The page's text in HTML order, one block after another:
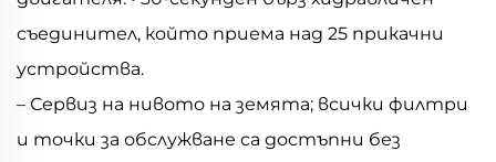
съединител, който приема над 25 прикачни
устройства.
– Сервиз на нивото на земята; всички филтри
и точки за обслужване са достъпни без